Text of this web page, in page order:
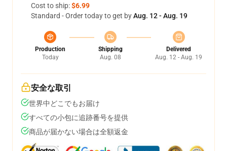
Cost to ship:$6.99
Standard - Order today to get byAug. 12 - Aug. 19
Production
Today
Shipping
Aug. 08
Delivered
Aug. 12 - Aug. 19
安全な取引
世界中どこでもお届け
すべての小包に追跡番号を提供
商品が届かない場合は全額返金